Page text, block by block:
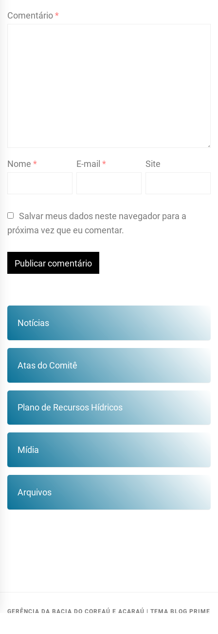
Comentário*
Nome * E-mail* Site
Salvar meus dados neste navegador para a
próxima vez que eu comentar.
Notícias
Atas do Comitê
Plano de Recursos Hídricos
Mídia
Arquivos
GERÊNCIA DA BACIA DO COREAÚ E ACARAÚ | TEMA BLOG PRIME